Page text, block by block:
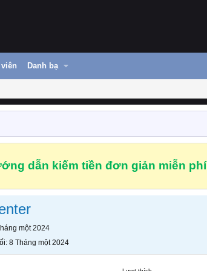
Danh bạ
dẫn kiếm tiền đơn giản miễn phí
một 2024
8 Tháng một 2024